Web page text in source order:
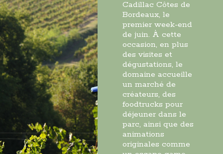
Cadillac Côtes de
Bordeaux, le
premier week-end
de juin. À cette
occasion, en plus
des visites et
dégustations, le
domaine accueille
un marché de
créateurs, des
foodtrucks pour
déjeuner dans le
parc, ainsi que des
animations
originales comme